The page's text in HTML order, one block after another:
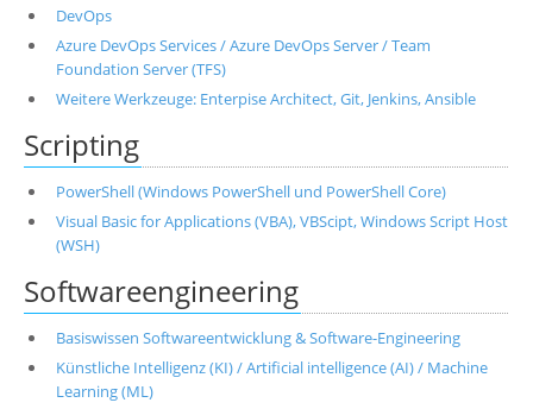
DevOps
Azure DevOps Services / Azure DevOps Server / Team
Foundation Server (TFS)
Weitere Werkzeuge: Enterpise Architect, Git, Jenkins, Ansible
Scripting
PowerShell (Windows PowerShell und PowerShell Core)
Visual Basic for Applications (VBA), VBScipt, Windows Script Host
(WSH)
Softwareengineering
Basiswissen Softwareentwicklung & Software-Engineering
Künstliche Intelligenz (KI) / Artificial intelligence (AI) / Machine
Learning (ML)